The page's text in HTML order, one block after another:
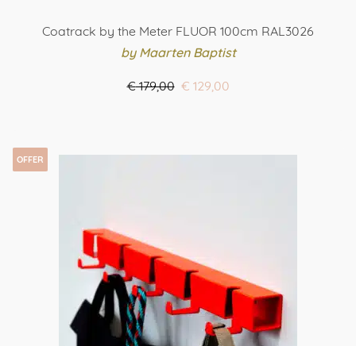
Coatrack by the Meter FLUOR 100cm RAL3026
by Maarten Baptist
€179,00 Oorspronkelijke
€ 129,00Huidige
OFFER